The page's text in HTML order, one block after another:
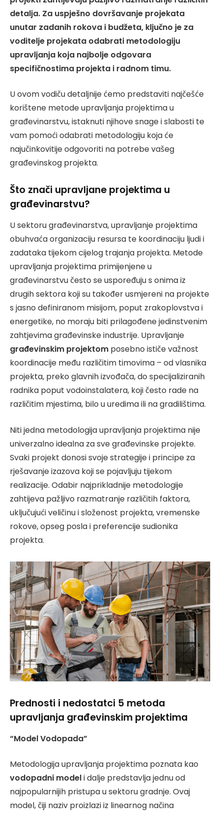
detalja. Za uspješno dovršavanje projekata
unutar zadanih rokova i budžeta, ključno je za
voditelje projekata odabrati metodologiju
upravljanja koja najbolje odgovara
specifičnostima projekta i radnom timu.
U ovom vodiču detaljnije ćemo predstaviti najčešće
korištene metode upravljanja projektima u
građevinarstvu, istaknuti njihove snage i slabosti te
vam pomoći odabrati metodologiju koja će
najučinkovitije odgovoriti na potrebe vašeg
građevinskog projekta.
Što znači upravljane projektima u
građevinarstvu?
U sektoru građevinarstva, upravljanje projektima
obuhvaća organizaciju resursa te koordinaciju ljudi i
zadataka tijekom cijelog trajanja projekta. Metode
upravljanja projektima primijenjene u
građevinarstvu često se uspoređuju s onima iz
drugih sektora koji su također usmjereni na projekte
s jasno definiranom misijom, poput zrakoplovstva i
energetike, no moraju biti prilagođene jedinstvenim
zahtjevima građevinske industrije. Upravljanje
građevinskim projektom posebno ističe važnost
koordinacije među različitim timovima – od vlasnika
projekta, preko glavnih izvođača, do specijaliziranih
radnika poput vodoinstalatera, koji često rade na
različitim mjestima, bilo u uredima ili na gradilištima.
Niti jedna metodologija upravljanja projektima nije
univerzalno idealna za sve građevinske projekte.
Svaki projekt donosi svoje strategije i principe za
rješavanje izazova koji se pojavljuju tijekom
realizacije. Odabir najprikladnije metodologije
zahtijeva pažljivo razmatranje različitih faktora,
uključujući veličinu i složenost projekta, vremenske
rokove, opseg posla i preferencije sudionika
projekta.
Prednosti i nedostatci 5 metoda
upravljanja građevinskim projektima
“Model Vodopada”
Metodologija upravljanja projektima poznata kao
vodopadni modeli dalje predstavlja jednu od
najpopularnijih pristupa u sektoru gradnje. Ovaj
model, čiji naziv proizlazi iz linearnog načina